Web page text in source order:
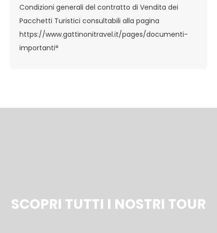
Condizioni generali del contratto di Vendita dei
Pacchetti Turistici consultabili alla pagina
https://www.gattinonitravel.it/pages/documenti-
importanti°
SCOPRI TUTTI I NOSTRI TOUR